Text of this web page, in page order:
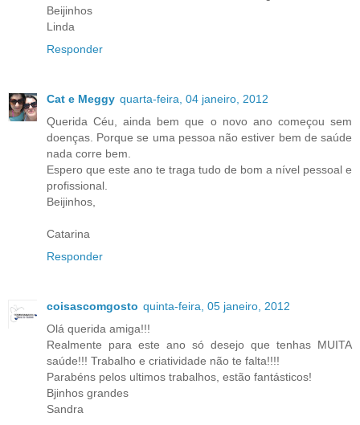
Beijinhos
Linda
Responder
Cat e Meggy quarta-feira, 04 janeiro, 2012
Querida Céu, ainda bem que o novo ano começou sem
doenças. Porque se uma pessoa não estiver bem de saúde
nada corre bem.
Espero que este ano te traga tudo de bom a nível pessoal e
profissional.
Beijinhos,
Catarina
Responder
coisascomgosto quinta-feira, 05 janeiro, 2012
Olá querida amiga!!!
Realmente para este ano só desejo que tenhas MUITA
saúde!!! Trabalho e criatividade não te falta!!!!
Parabéns pelos ultimos trabalhos, estão fantásticos!
Bjinhos grandes
Sandra